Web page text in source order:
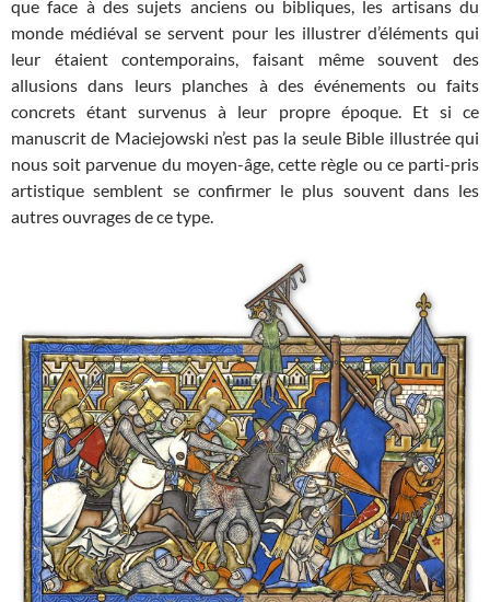
que face à des sujets anciens ou bibliques, les artisans du
monde médiéval se servent pour les illustrer d’éléments qui
leur étaient contemporains, faisant même souvent des
allusions dans leurs planches à des événements ou faits
concrets étant survenus à leur propre époque. Et si ce
manuscrit de Maciejowski n’est pas la seule Bible illustrée qui
nous soit parvenue du moyen-âge, cette règle ou ce parti-pris
artistique semblent se confirmer le plus souvent dans les
autres ouvrages de ce type.